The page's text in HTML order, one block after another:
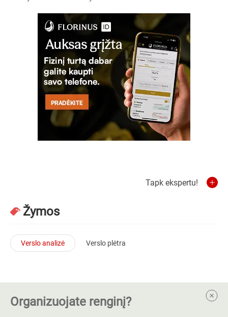
Tapk ekspertu!
Žymos
Verslo analizė Verslo plėtra
Organizuojate renginį?